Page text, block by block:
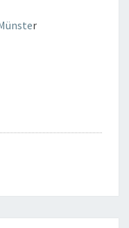
r